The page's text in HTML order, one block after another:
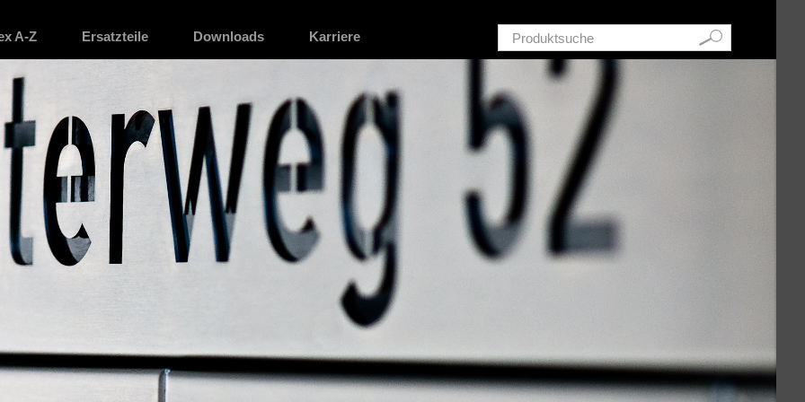
Schnellsuche
A-Z Ersatzteile Downloads Karriere